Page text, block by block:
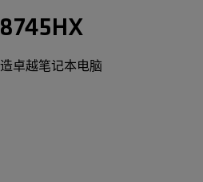
卓越笔记本电脑